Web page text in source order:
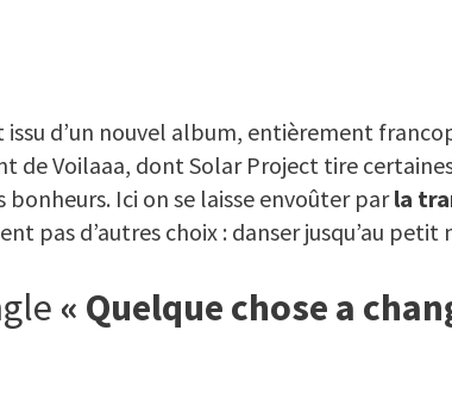
d’un nouvel album, entièrement
Voilaaa, dont Solar Project tire
Ici on se laisse envoûter parla
pas d’autres choix : danser jusqu’au petit
« Quelque chose a